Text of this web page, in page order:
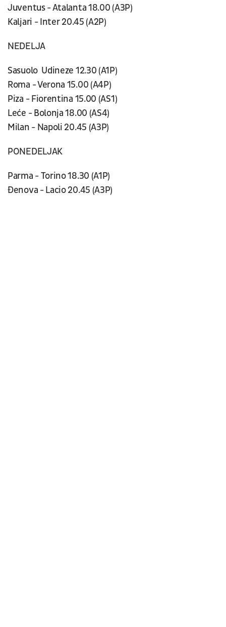
Juventus - Atalanta 18.00 (A3P)
Kaljari - Inter 20.45 (A2P)
NEDELJA
Sasuolo Udineze 12.30 (A1P)
Roma - Verona 15.00 (A4P)
Piza - Fiorentina 15.00 (AS1)
Leće - Bolonja 18.00 (AS4)
Milan - Napoli 20.45 (A3P)
PONEDELJAK
Parma - Torino 18.30 (A1P)
Đenova - Lacio 20.45 (A3P)